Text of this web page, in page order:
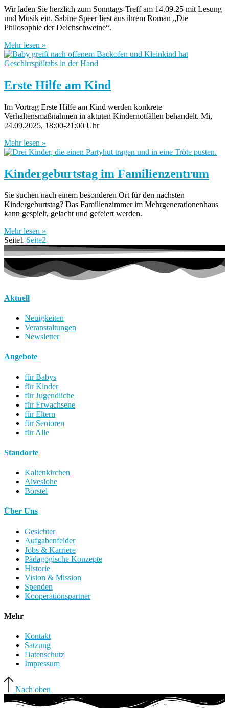
Wir laden Sie herzlich zum Sonntags-Treff am 14.09.25 mit Lesung
und Musik ein. Sabine Speer liest aus ihrem Roman „Die
Philosophie der Deichschweine“.
Mehr lesen »
Erste Hilfe am Kind
Im Vortrag Erste Hilfe am Kind werden konkrete
Verhaltensmaßnahmen in aktuten Kindernotfällen behandelt. Mi,
24.09.2025, 18:00-21:00 Uhr
Mehr lesen »
Kindergeburtstag im Familienzentrum
Sie suchen nach einem besonderen Ort für den nächsten
Kindergeburtstag? Das Familienzimmer im Mehrgenerationenhaus
kann gespielt, gelacht und gefeiert werden.
Mehr lesen »
Seite1 Seite2
Aktuell
Neuigkeiten
Veranstaltungen
Newsletter
Angebote
für Babys
für Kinder
für Jugendliche
für Erwachsene
für Eltern
für Senioren
für Alle
Standorte
Kaltenkirchen
Alveslohe
Borstel
Über Uns
Gesichter
Aufgabenfelder
Jobs & Karriere
Pädagogische Konzepte
Historie
Vision & Mission
Spenden
Kooperationspartner
Mehr
Kontakt
Satzung
Datenschutz
Impressum
Nach oben